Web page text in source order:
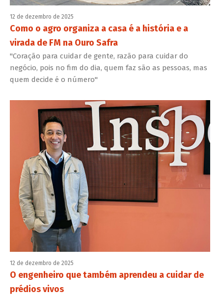
12 de dezembro de 2025
Como o agro organiza a casa é a história e a
virada de FM na Ouro Safra
"Coração para cuidar de gente, razão para cuidar do
negócio, pois no fim do dia, quem faz são as pessoas, mas
quem decide é o número"
12 de dezembro de 2025
O engenheiro que também aprendeu a cuidar de
prédios vivos